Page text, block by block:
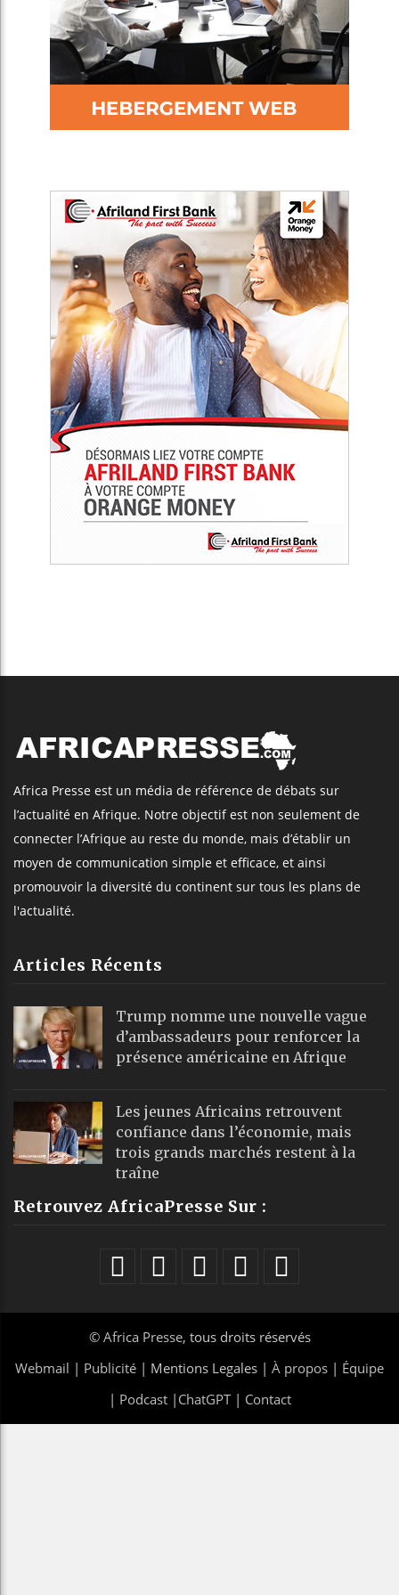
Africa Presse est un média de référence de débats sur
l’actualité en Afrique. Notre objectif est non seulement de
connecter l’Afrique au reste du monde, mais d’établir un
moyen de communication simple et efficace, et ainsi
promouvoir la diversité du continent sur tous les plans de
l'actualité.
Articles Récents
Trump nomme une nouvelle vague
d’ambassadeurs pour renforcer la
présence américaine en Afrique
Les jeunes Africains retrouvent
confiance dans l’économie, mais
trois grands marchés restent à la
traîne
Retrouvez AfricaPresse Sur :
© Africa Presse, tous droits réservés
Webmail | Publicité | Mentions Legales | À propos | Équipe
| Podcast| ChatGPT| Contact